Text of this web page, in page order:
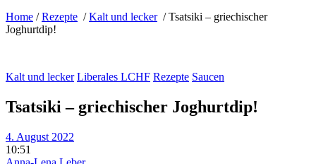
Home /Rezepte /Kalt und lecker /Tsatsiki – griechischer
Joghurtdip!
Kalt und lecker Liberales LCHF Rezepte Saucen
Tsatsiki – griechischer Joghurtdip!
4. August 2022
10:51